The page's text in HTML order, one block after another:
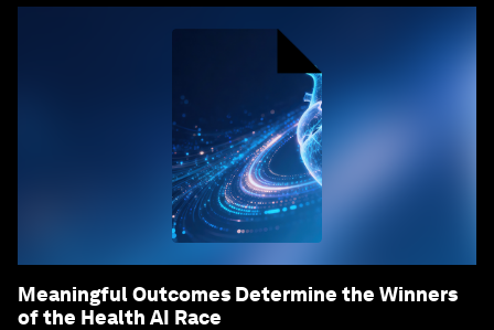
Meaningful Outcomes Determine the Winners
of the Health AI Race